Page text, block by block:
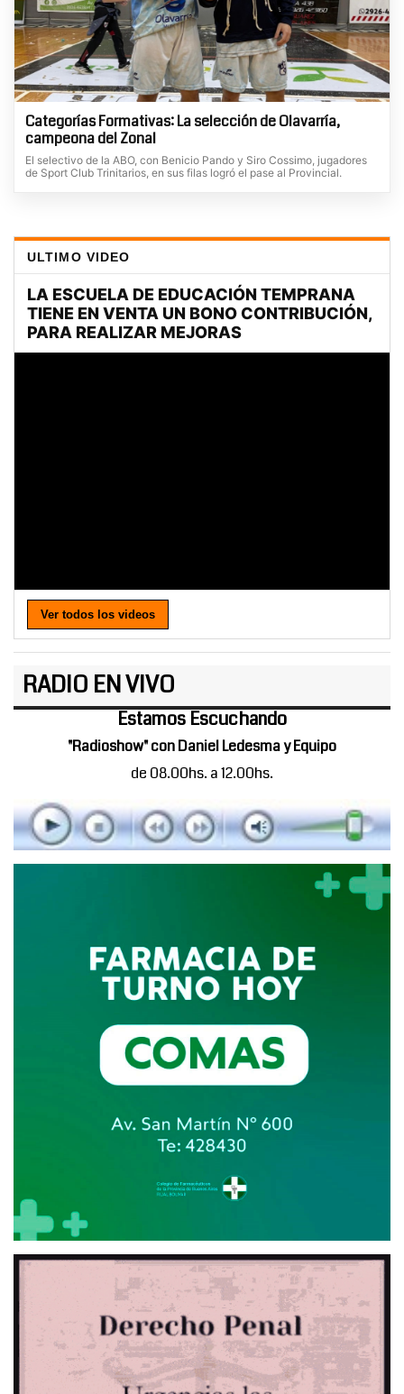
Categorías Formativas: La selección de Olavarría,
campeona del Zonal
El selectivo de la ABO, con Benicio Pando y Siro Cossimo, jugadores
de Sport Club Trinitarios, en sus filas logró el pase al Provincial.
ULTIMO VIDEO
Ver todos los videos
RADIO EN VIVO
Estamos Escuchando
"Radioshow" con Daniel Ledesma y Equipo
de 08.00hs. a 12.00hs.